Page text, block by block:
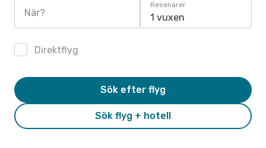
När?
Resenärer
1 vuxen
Direktflyg
Sök flyg + hotell
Sök efter flyg